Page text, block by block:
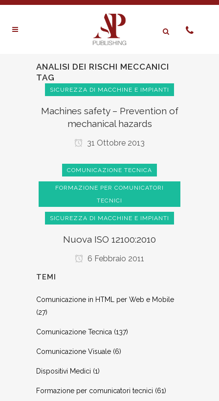
ANALISI DEI RISCHI MECCANICI
TAG
SICUREZZA DI MACCHINE E IMPIANTI
Machines safety – Prevention of
mechanical hazards
31 Ottobre 2013
COMUNICAZIONE TECNICA
FORMAZIONE PER COMUNICATORI
TECNICI
SICUREZZA DI MACCHINE E IMPIANTI
Nuova ISO 12100:2010
6 Febbraio 2011
TEMI
Comunicazione in HTML per Web e Mobile
(27)
Comunicazione Tecnica (137)
Comunicazione Visuale (6)
Dispositivi Medici (1)
Formazione per comunicatori tecnici (61)